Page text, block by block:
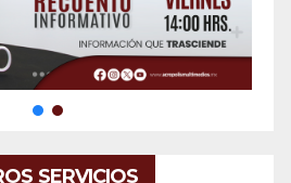
SERVICIOS